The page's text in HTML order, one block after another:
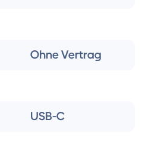
Ohne Vertrag
USB-C